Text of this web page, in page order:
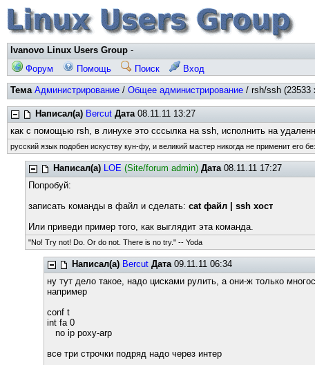
Ivanovo Linux Users Group -
Форум
Помощь Поиск Вход
Тема Администрирование / Общее администрирование / rsh/ssh (23533
Написал(а) Bercut Дата08.11.11 13:27
как с помощью rsh, в линухе это сссылка на ssh, исполнить на
русский язык подобен искуству кун-фу, и великий мастер никогда не применит его
Написал(а) LOE (Site/forum admin) Дата08.11.11 17:27
Попробуй:
записать команды в файл и сделать:cat файл | ssh хост
Или приведи пример того, как выглядит эта команда.
"No! Try not! Do. Or do not. There is no try." -- Yoda
Написал(а) Bercut Дата09.11.11 06:34
ну тут дело такое, надо цисками рулить, а они-ж только
например
conf t
int fa 0
no ip poxy-arp
все три строчки подряд надо через интер